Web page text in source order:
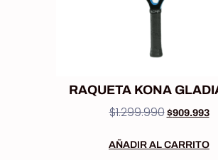
RAQUETA KONA
$1.299.990 $909.993
AÑADIR AL CARRITO